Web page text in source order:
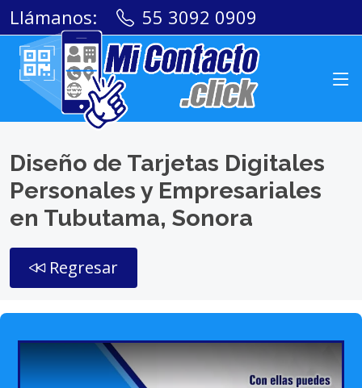
Llámanos: 55 3092 0909
Diseño de Tarjetas Digitales
Personales y Empresariales
en Tubutama, Sonora
Regresar